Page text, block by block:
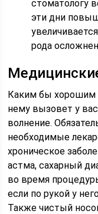
стоматологу
эти дни
рода
Каким бы хорошим
нему вызовет у
волнение.
необходимые
хроническое
астма, сахарный
во время
если по рукой у
Также чистый